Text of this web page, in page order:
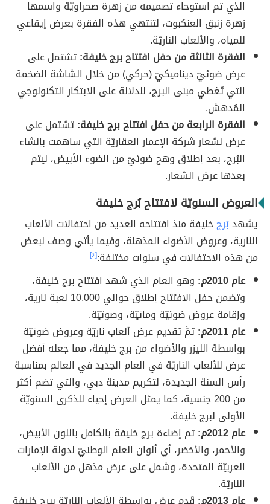
الذي تم استوحاء تصميمه من زهرة صحراويّة واسمها
زهرة زنبق العنكبوت، لتنتهي هذه الفقرة بعرض إيقاعي
للمياه، والألعاب الناريّة.
الفقرة الثالثة من حفل افتتاح برج خليفة:تشتمل على
عرض ضوئيّ ديناميكيّ (حركي) من خلال الشاشة الضخمة
التي تُغطي مبنى البرج، للدلالة على الابتكار التكنولوجي
المُدهش.
الفقرة الرابعة من حفل افتتاح برج خليفة:تشتمل على
عرض لشعار شركة الإعمار العقاريّة التي ساهمت بإنشاء
البُرج، بعد إطلاق وهج ضوئيّ من الضوء الأبيض، ليتم
بعدها عرض الشعار.
العروض السنويّة لافتتاح بُرج خليفة
يشهدبُرجخليفة منذ افتتاحه العديد من احتفالات الألعاب
النارية، وعروض الأضواء المذهلة، وفيما يأتي وصف لبعض
من هذه الاحتفالات في سنوات مختلفة:[٤]
عام 2010م:
وهو العام الذي شهد افتتاح برج خليفة،
وتضمن حفل الافتتاح إطلاق حوالي 10,000 لعبة نارية،
وإقامة عروض ضوئيّة ومائيّة، وصوتيّة.
عام 2011م:
تمَّ تقديم عرض ألعاب ناريّة وعروض ضوئيّة
بواسطة الليزر والأضواء من برج خليفة، مما جعله أفضل
عرض للألعاب الناريّة في العام الجديد في العالم بمناسبة
رأس السنة الجديدة، لتكريم مدينة دبي، والتي تضم أكثر
من 200 جنسية، كما يمثل العرض إحياء للذكرى السنويّة
الأولى لبرج خليفة.
عام 2012م:
تم إضاءة برج خليفة بالكامل باللون الأبيض،
والأحمر، والأخضر، أي ألوان العلم الوطنيّ لدولة الإمارات
العربيّة المتحدة، وشمل على عرض مذهل من الألعاب
الناريّة.